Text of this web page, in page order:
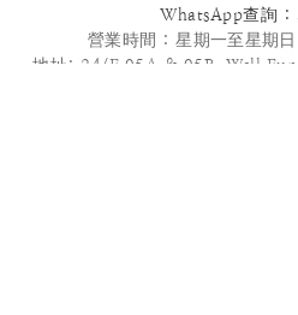
WhatsApp查詢 :
營業時間 :星期一至星期日
地址: 24/F,05A & 05B ,Well